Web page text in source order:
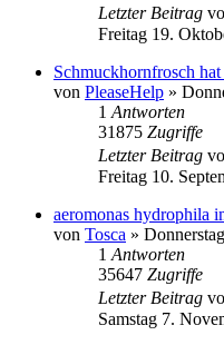
Letzter Beitrag
Freitag 19.
Schmuckhornfrosch hat
von PleaseHelp »
1 Antworten
31875 Zugriffe
Letzter Beitrag
Freitag 10.
aeromonas hydrophila
von Tosca »
1 Antworten
35647 Zugriffe
Letzter Beitrag
Samstag 7.